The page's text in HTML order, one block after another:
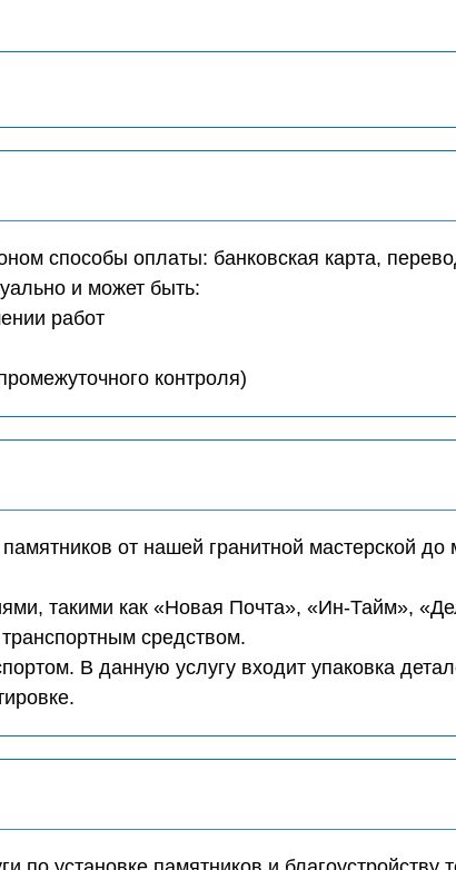
способы оплаты: банковская карта,
и может быть:
работ
контроля)
от нашей гранитной мастерской до
такими как «Новая Почта», «Ин-Тайм»,
средством.
В данную услугу входит упаковка